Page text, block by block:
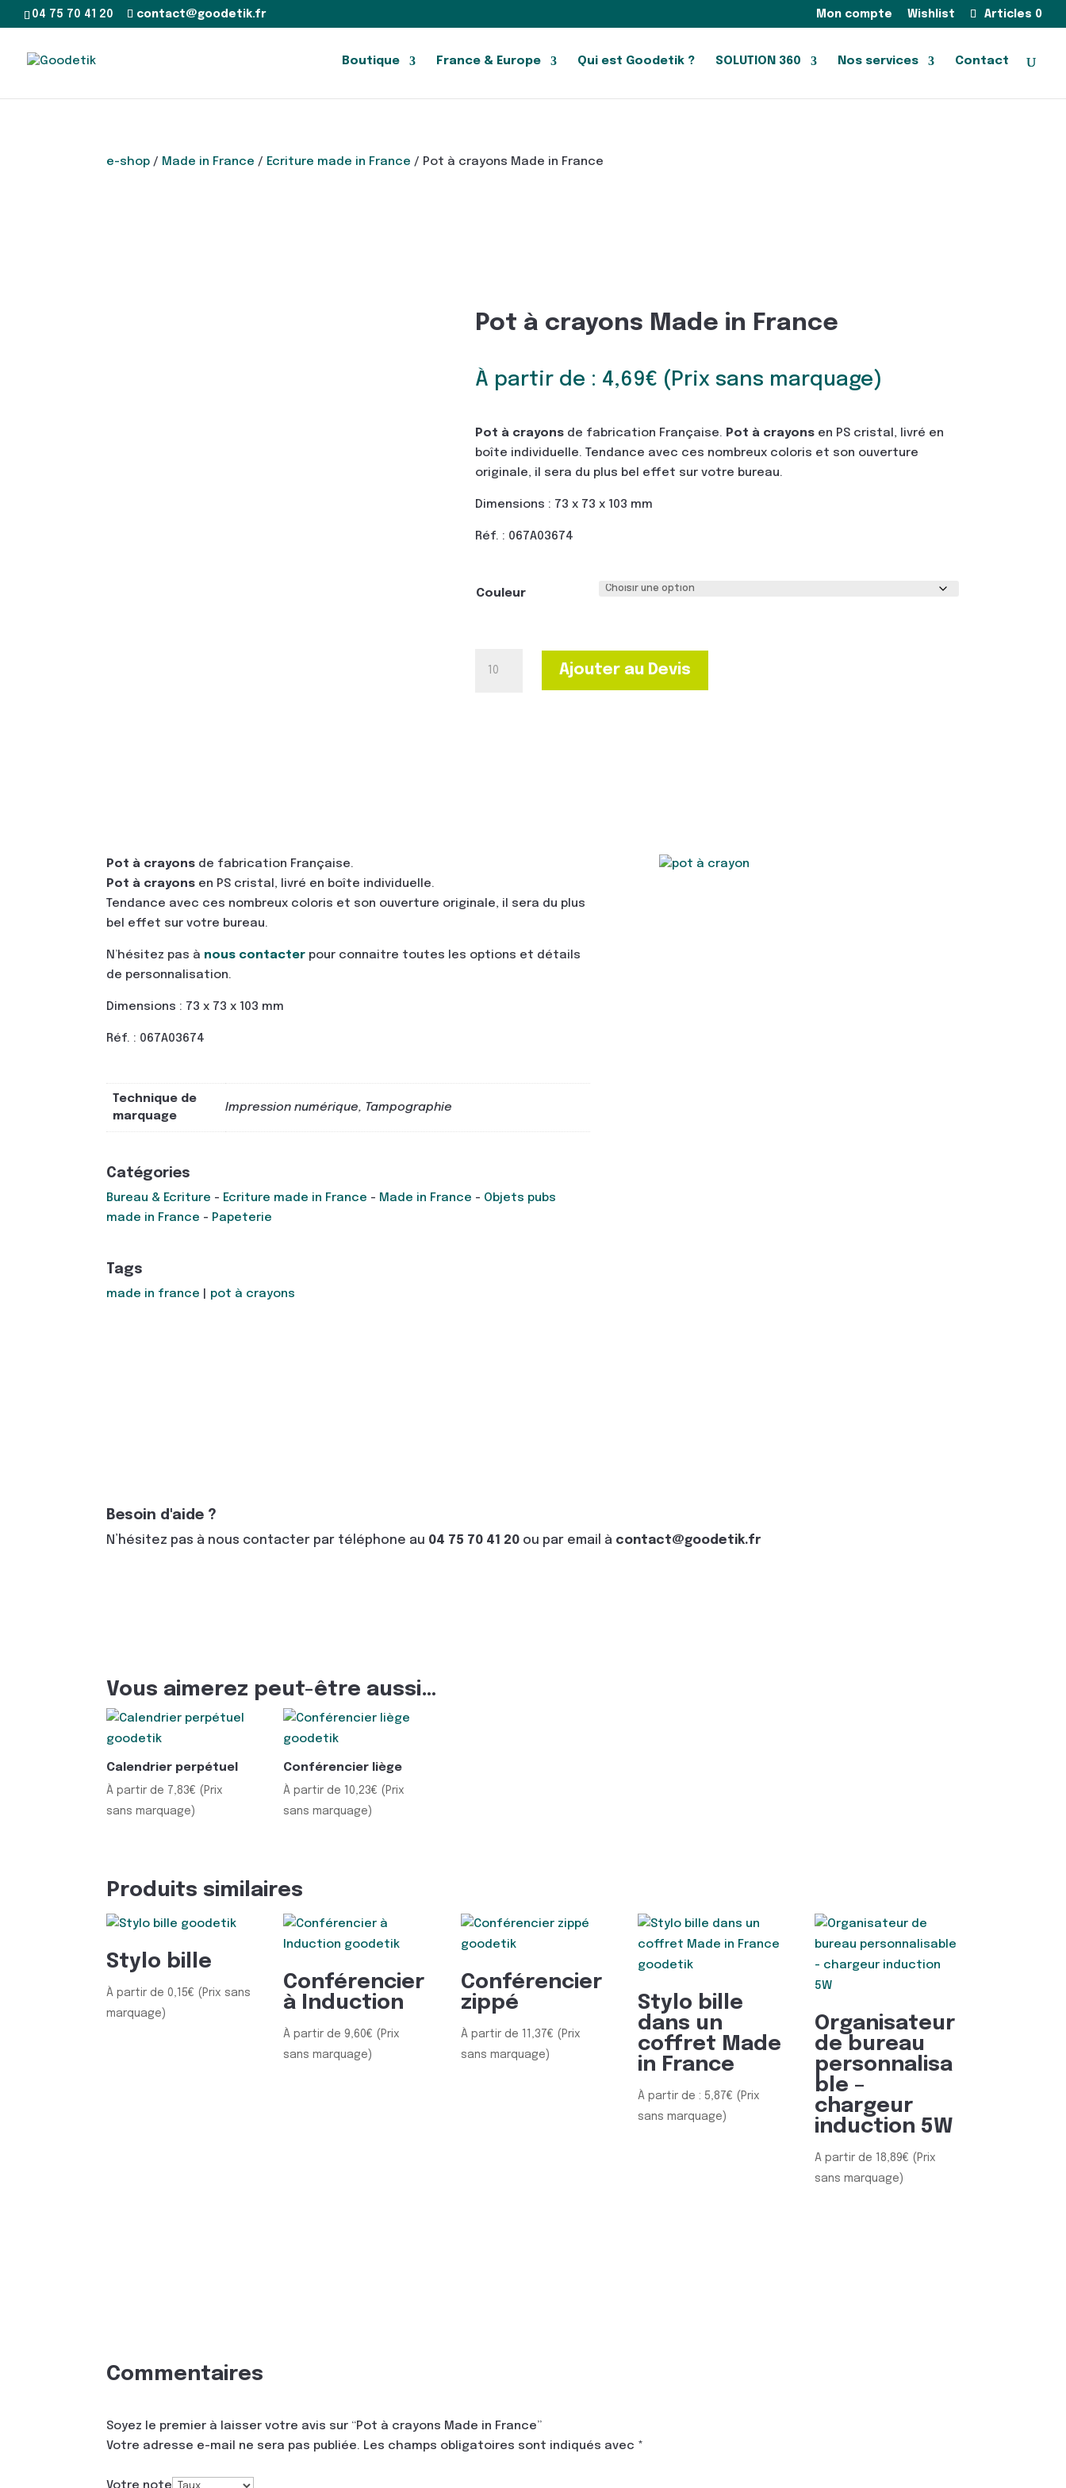
04 75 70 41 20 contact@goodetik.fr Mon compte Wishlist Articles 0
Boutique France & Europe Qui est Goodetik ? SOLUTION 360 Nos services Contact
e-shop / Made in France / Ecriture made in France / Pot à crayons Made in France
Pot à crayons Made in France
À partir de : 4,69€ (Prix sans marquage)
Pot à crayonsde fabrication Française. Pot à crayonsen PS cristal, livré en
boîte individuelle. Tendance avec ces nombreux coloris et son ouverture
originale, il sera du plus bel effet sur votre bureau.
Dimensions : 73 x 73 x 103 mm
Réf. : 067A03674
Couleur
Ajouter au Devis
Pot à crayons de fabrication Française.
Pot à crayons en PS cristal, livré en boîte individuelle.
Tendance avec ces nombreux coloris et son ouverture originale, il sera du plus
bel effet sur votre bureau.
N’hésitez pas à nous contacter pour connaitre toutes les options et détails
de personnalisation.
Dimensions : 73 x 73 x 103 mm
Réf. : 067A03674
Technique de
marquage
Impression numérique, Tampographie
Catégories
Bureau & Ecriture - Ecriture made in France - Made in France - Objets pubs
made in France - Papeterie
Tags
made in france pot à crayons
Besoin d'aide ?
N’hésitez pas à nous contacter par téléphone au 04 75 70 41 20 ou par email à contact@goodetik.fr
Vous aimerez peut-être aussi…
Calendrier perpétuel
À partir de 7,83€ (Prix
sans marquage)
Conférencier liège
À partir de 10,23€ (Prix
sans marquage)
Produits similaires
Stylo bille
À partir de0,15€ (Prix sans
marquage)
Conférencier
à Induction
À partir de9,60€ (Prix
sans marquage)
Conférencier
zippé
À partir de 11,37€ (Prix
sans marquage)
Stylo bille
dans un
coffret Made
in France
À partir de : 5,87€ (Prix
sans marquage)
Organisateur
de bureau
personnalisa
ble –
chargeur
induction 5W
A partir de 18,89€ (Prix
sans marquage)
Commentaires
Soyez le premier à laisser votre avis sur “Pot à crayons Made in France”
Votre adresse e-mail ne sera pas publiée. Les champs obligatoires sont indiqués avec *